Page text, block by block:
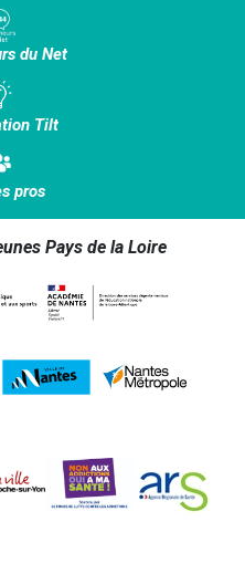
du Net
Tilt
pros
Pays de la Loire